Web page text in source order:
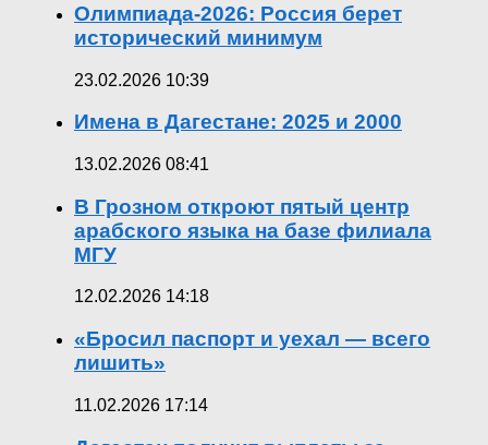
Олимпиада-2026: Россия берет
исторический минимум
23.02.2026 10:39
Имена в Дагестане: 2025 и 2000
13.02.2026 08:41
В Грозном откроют пятый центр
арабского языка на базе филиала
МГУ
12.02.2026 14:18
«Бросил паспорт и уехал — всего
лишить»
11.02.2026 17:14